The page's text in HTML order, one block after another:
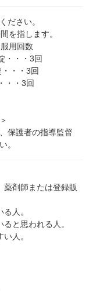
ださい。
を指します。
用回数
・・・3回
・・3回
・・3回
保護者の指導監督
。
薬剤師または登録販
人。
ると思われる人。
人。